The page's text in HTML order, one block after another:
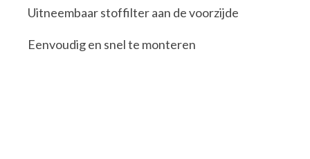
Uitneembaar stoffilter aan de voorzijde
Eenvoudig en snel te monteren